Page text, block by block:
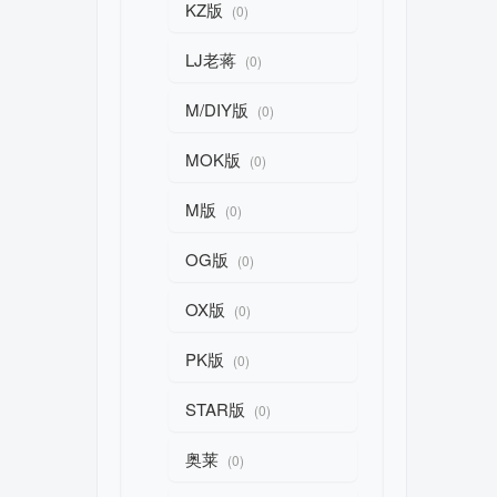
KZ版 (0)
LJ老蒋 (0)
M/DIY版 (0)
MOK版 (0)
M版 (0)
OG版 (0)
OX版 (0)
PK版 (0)
STAR版 (0)
奥莱 (0)